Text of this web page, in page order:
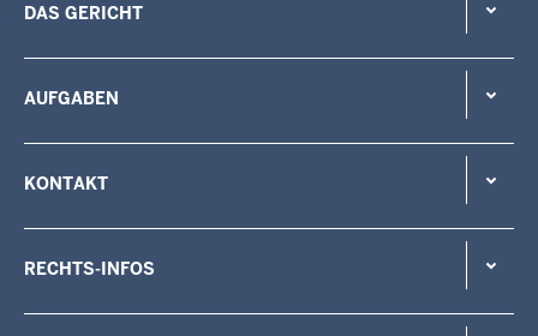
DAS GERICHT
AUFGABEN
KONTAKT
RECHTS-INFOS